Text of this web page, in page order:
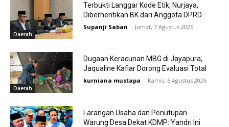
Daerah
Terbukti Langgar Kode Etik, Nurjaya,
Diberhentikan BK dari Anggota DPRD
Supanji Saban - Jumat, 7 Agustus 2026
Daerah
Dugaan Keracunan MBG di Jayapura,
Jaqualine Kafiar Dorong Evaluasi Total
kurniana mustapa - Kamis, 6 Agustus 2026
Larangan Usaha dan Penutupan
Warung Desa Dekat KDMP: Yandri Ini